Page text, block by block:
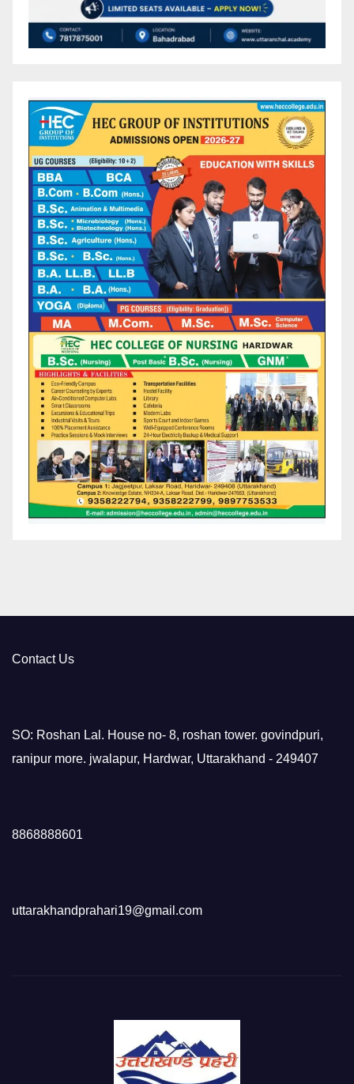
Contact Us
SO: Roshan Lal. House no- 8, roshan tower. govindpuri,
ranipur more. jwalapur, Hardwar, Uttarakhand - 249407
8868888601
uttarakhandprahari19@gmail.com